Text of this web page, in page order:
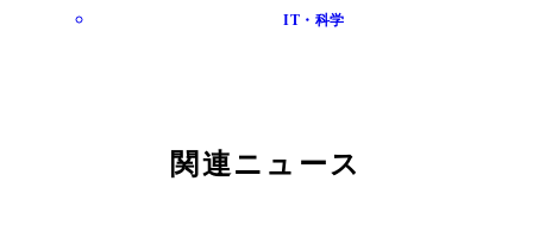
IT・科学
関連ニュース